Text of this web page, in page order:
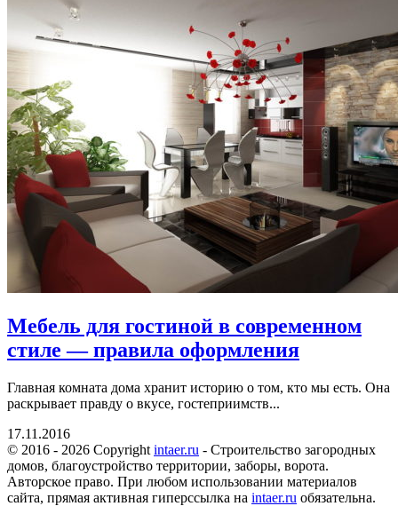
Мебель для гостиной в современном
стиле — правила оформления
Главная комната дома хранит историю о том, кто мы есть. Она
раскрывает правду о вкусе, гостеприимств...
17.11.2016
© 2016 - 2026 Copyright intaer.ru - Cтроительство загородных
домов, благоустройство территории, заборы, ворота.
Авторское право. При любом использовании материалов
сайта, прямая активная гиперссылка на intaer.ru обязательна.